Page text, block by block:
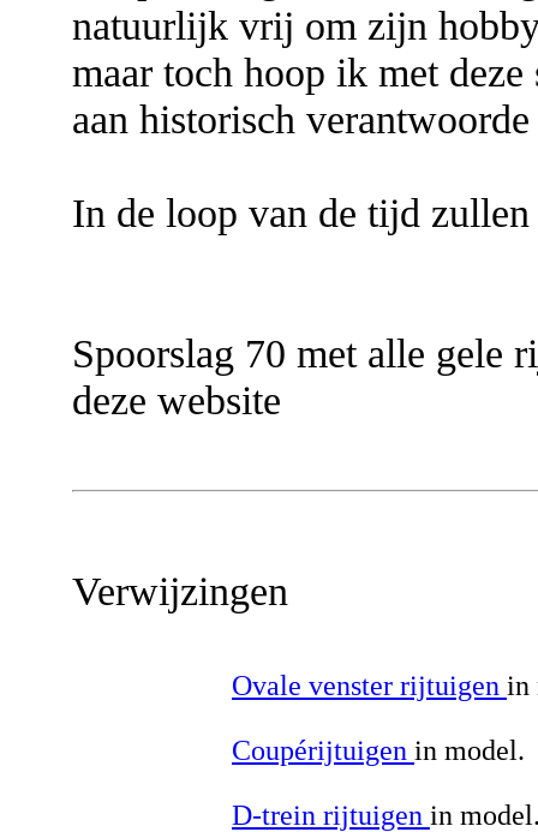
natuurlijk vrij om zijn
maar toch hoop ik met
aan historisch
In de loop van de tijd
Spoorslag 70 met alle gele
deze website
Verwijzingen
Ovale venster rijtuigen in
Coupérijtuigen in model.
D-trein rijtuigen in